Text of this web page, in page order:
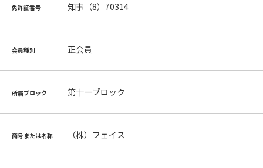
免許証番号 知事（8）70314
会員種別 正会員
所属ブロック 第十一ブロック
商号または名称 （株）フェイス